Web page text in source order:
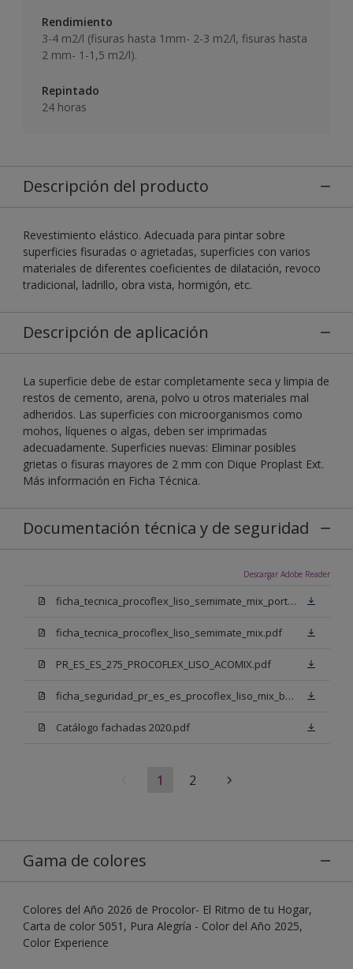
Rendimiento
3-4 m2/l (fisuras hasta 1mm- 2-3 m2/l, fisuras hasta
2 mm- 1-1,5 m2/l).
Repintado
24 horas
Descripción del producto
Revestimiento elástico. Adecuada para pintar sobre
superficies fisuradas o agrietadas, superficies con varios
materiales de diferentes coeficientes de dilatación, revoco
tradicional, ladrillo, obra vista, hormigón, etc.
Descripción de aplicación
La superficie debe de estar completamente seca y limpia de
restos de cemento, arena, polvo u otros materiales mal
adheridos. Las superficies con microorganismos como
mohos, líquenes o algas, deben ser imprimadas
adecuadamente. Superficies nuevas: Eliminar posibles
grietas o fisuras mayores de 2 mm con Dique Proplast Ext.
Más información en Ficha Técnica.
Documentación técnica y de seguridad
Descargar Adobe Reader
ficha_tecnica_procoflex_liso_semimate_mix_portugues.pdf
ficha_tecnica_procoflex_liso_semimate_mix.pdf
PR_ES_ES_275_PROCOFLEX_LISO_ACOMIX.pdf
ficha_seguridad_pr_es_es_procoflex_liso_mix_bb.pdf
Catálogo fachadas 2020.pdf
1 2
Gama de colores
Colores del Año 2026 de Procolor- El Ritmo de tu Hogar,
Carta de color 5051, Pura Alegría - Color del Año 2025,
Color Experience